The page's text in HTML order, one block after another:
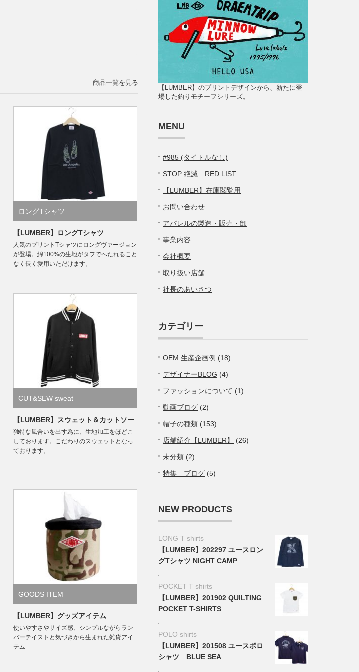
ロングTシャツ
【LUMBER】ロングTシャツ
人気のプリントTシャツにロングヴァージョン
が登場。綿100%の生地がタフでへたれること
なく長く愛用いただけます。
CUT&SEW sweat
【LUMBER】スウェット＆カットソー
独特な風合いを出す為に、生地加工をほどこ
しております。こだわりのスウェットとなっ
ております。
GOODS ITEM
【LUMBER】グッズアイテム
使いやすさやサイズ感、シンプルながらラン
バーテイストと気づきから生まれた雑貨アイ
テム
商品一覧を見る
【LUMBER】のプリントデザインから、新たに登
場した釣りモチーフシリーズ。
MENU
#985 (タイトルなし)
STOP 絶滅 RED LIST
【LUMBER】在庫閲覧用
お問い合わせ
アパレルの製造・販売・卸
事業内容
会社概要
取り扱い店舗
社長のあいさつ
カテゴリー
OEM 生産企画例 (18)
デザイナーBLOG (4)
ファッションについて (1)
動画ブログ (2)
帽子の種類 (153)
店舗紹介【LUMBER】 (26)
未分類 (2)
特集 ブログ (5)
NEW PRODUCTS
LONG T shirts
【LUMBER】202297 ユースロン
グTシャツ NIGHT CAMP
POCKET T shirts
【LUMBER】201902 QUILTING
POCKET T-SHIRTS
POLO shirts
【LUMBER】201508 ユースポロ
シャツ BLUE SEA